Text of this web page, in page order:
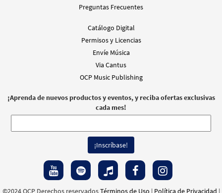
Preguntas Frecuentes
Catálogo Digital
Permisos y Licencias
Envíe Música
Via Cantus
OCP Music Publishing
¡Aprenda de nuevos productos y eventos, y reciba ofertas exclusivas
cada mes!
©2024 OCP Derechos reservadosTérminos de Uso | Política de Privacidad |